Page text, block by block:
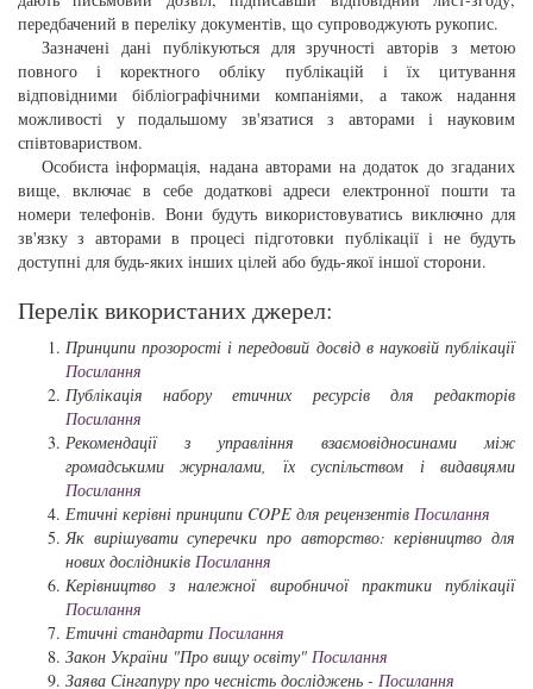
передбачений в переліку документів, що супроводжують рукопис.
Зазначені дані публікуються для зручності авторів з метою
повного і коректного обліку публікацій і їх цитування
відповідними бібліографічними компаніями, а також надання
можливості у подальшому зв'язатися з авторами і науковим
співтовариством.
Особиста інформація, надана авторами на додаток до згаданих
вище, включає в себе додаткові адреси електронної пошти та
номери телефонів. Вони будуть використовуватись виключно для
зв'язку з авторами в процесі підготовки публікації і не будуть
доступні для будь-яких інших цілей або будь-якої іншої сторони.
Перелік використаних джерел:
Принципи прозорості і передовий досвід в науковій публікації
Посилання
Публікація набору етичних ресурсів для редакторів
Посилання
Рекомендації з управління взаємовідносинами між
громадськими журналами, їх суспільством і видавцями
Посилання
Етичні керівні принципи COPE для рецензентів Посилання
Як вирішувати суперечки про авторство: керівництво для
нових дослідників Посилання
Керівництво з належної виробничої практики публікації
Посилання
Етичні стандарти Посилання
Закон України "Про вищу освіту" Посилання
Заява Сінгапуру про чесність досліджень - Посилання